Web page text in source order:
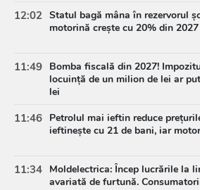
12:02 Statul bagă mâna în rezervorul
motorină crește cu 20% din 2027
11:49 Bomba fiscală din 2027!
locuință de un milion de lei ar
lei
11:46 Petrolul mai ieftin reduce
ieftinește cu 21 de bani, iar
11:34 Moldelectrica: Încep lucrările la
avariată de furtună.